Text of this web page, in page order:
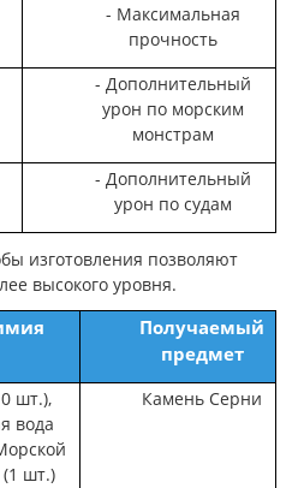
- Максимальная
прочность
- Дополнительный
урон по морским
монстрам
- Дополнительный
урон по судам
изготовления позволяют
высокого уровня.
Получаемый
предмет
шт.),
вода
шт.)
Камень Серни